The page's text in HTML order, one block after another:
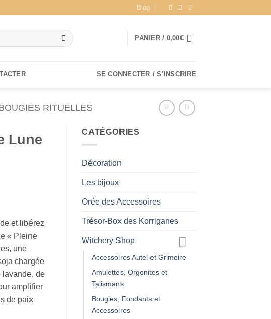
Blog
PANIER / 0,00€
SE CONNECTER / S’INSCRIRE
RITUELLES
Lune
et libérez
« Pleine
une
chargée
lavande, de
amplifier
de paix
CATÉGORIES
Décoration
Les bijoux
Orée des Accessoires
Trésor-Box des Korriganes
Witchery Shop
Accessoires Autel et Grimoire
Amulettes, Orgonites et
Talismans
Bougies, Fondants et
Accessoires